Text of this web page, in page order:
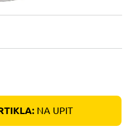
NA UPIT